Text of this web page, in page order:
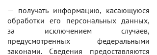
— получать информацию, касающуюся
обработки его персональных данных,
за исключением случаев,
предусмотренных федеральными
законами. Сведения предоставляются